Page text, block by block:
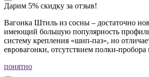
Дарим 5% скидку за отзыв!
Вагонка Штиль из сосны – достаточно
имеющий большую популярность
систему крепления «шип-паз», но
евровагонки, отсутствием полки-
понятно